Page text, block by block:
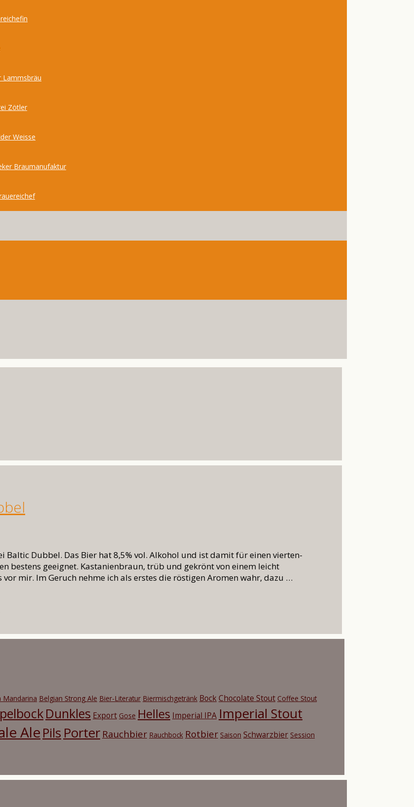
Lammsbräu
Zötler
Weisse
Braumanufaktur
Baltic Dubbel. Das Bier hat 8,5% vol. Alkohol und ist damit für einen vierten-
bestens geeignet. Kastanienbraun, trüb und gekrönt von einem leicht
mir. Im Geruch nehme ich als erstes die röstigen Aromen wahr, dazu …
Mandarina Belgian Strong Ale Bier-Literatur Biermischgetränk BockChocolate Stout Coffee Stout
Dunkles Export Gose Helles Imperial IPA Imperial Stout
Ale Pils Porter Rauchbier Rauchbock Rotbier Saison Schwarzbier Session